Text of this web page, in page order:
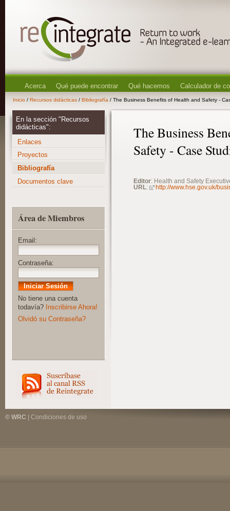
Acerca Qué puede encontrar Qué hacemos Calculador de
Inicio / Recursos didácticas / Bibliografía / The Business Benefits of Health and Safety -
The Business
Safety - Case
Editor: Health and Safety
URL: http://www.hse.gov.uk/
En la sección "Recursos
didácticas":
Enlaces
Proyectos
Bibliografía
Documentos clave
Área de Miembros
Email:
Contraseña:
No tiene una cuenta
todavía? Inscribirse Ahora!
Olvidó su Contraseña?
© WRC Condiciones de uso